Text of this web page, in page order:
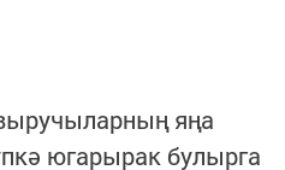
яңа
югарырак булырга